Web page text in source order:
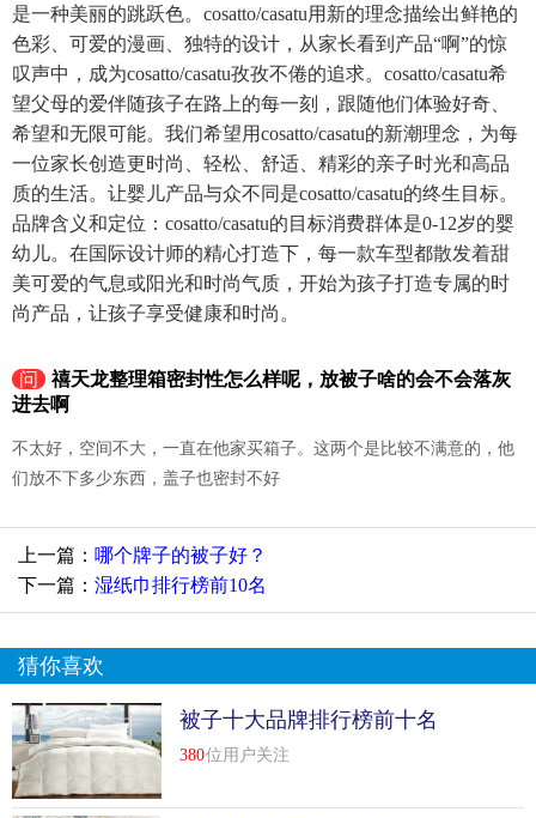
是一种美丽的跳跃色。cosatto/casatu用新的理念描绘出鲜艳的
色彩、可爱的漫画、独特的设计，从家长看到产品“啊”的惊
叹声中，成为cosatto/casatu孜孜不倦的追求。cosatto/casatu希
望父母的爱伴随孩子在路上的每一刻，跟随他们体验好奇、
希望和无限可能。我们希望用cosatto/casatu的新潮理念，为每
一位家长创造更时尚、轻松、舒适、精彩的亲子时光和高品
质的生活。让婴儿产品与众不同是cosatto/casatu的终生目标。
品牌含义和定位：cosatto/casatu的目标消费群体是0-12岁的婴
幼儿。在国际设计师的精心打造下，每一款车型都散发着甜
美可爱的气息或阳光和时尚气质，开始为孩子打造专属的时
尚产品，让孩子享受健康和时尚。
问
禧天龙整理箱密封性怎么样呢，放被子啥的会不会落灰
进去啊
不太好，空间不大，一直在他家买箱子。这两个是比较不满意的，他
们放不下多少东西，盖子也密封不好
上一篇： 哪个牌子的被子好？
下一篇： 湿纸巾排行榜前10名
猜你喜欢
被子十大品牌排行榜前十名
380位用户关注